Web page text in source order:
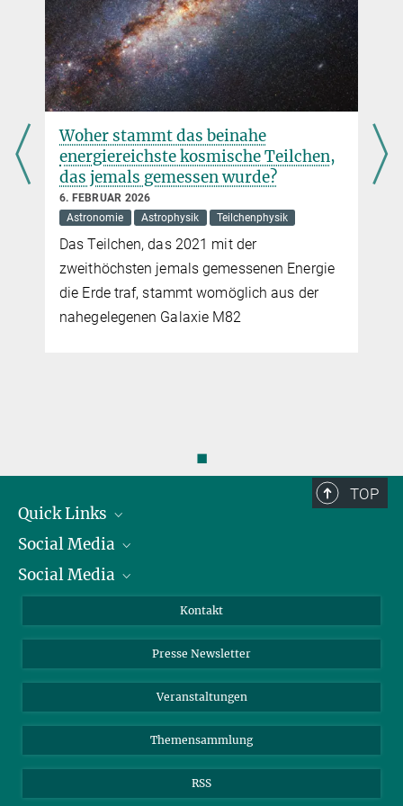
Wasserstoffkerns und stößt dabei auf physikalische Rätsel
mehr
„Der Future Circular Collider ist der
beste Ansatz“
8. DEZEMBER 2025
Astronomie
Astrophysik
Interview mit Marumi Kado über die Zukunft
der Teilchenphysik und den Ursprung von
allem
◼
TOP
Quick Links
Präsident
Zahlen und Fakten
Meldestelle Fehlverhalten
Social Media
Bluesky
TikTok
Social Media
Instagram
YouTube
Kontakt
Presse Newsletter
Veranstaltungen
Themensammlung
RSS